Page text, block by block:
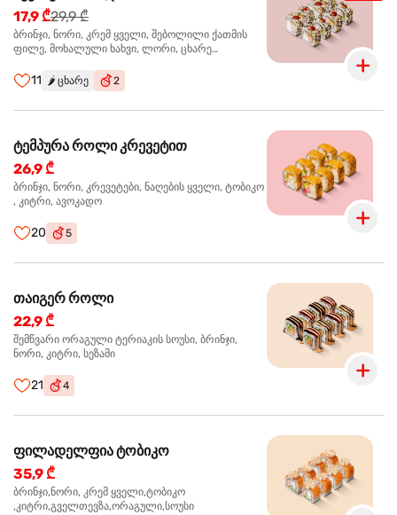
17,9 ₾29,9 ₾
ბრინჯი, ნორი, კრემ ყველი, შებოლილი ქათმის
ფილე, მოხალული ხახვი, ლორი, ცხარე
11 🌶️ ცხარე 2
ტემპურა როლი კრევეტით
26,9 ₾
ბრინჯი, ნორი, კრევეტები, ნაღების ყველი, ტობიკო
, კიტრი, ავოკადო
20 5
თაიგერ როლი
22,9 ₾
შემწვარი ორაგული ტერიაკის სოუსი, ბრინჯი,
ნორი, კიტრი, სეზამი
21 4
ფილადელფია ტობიკო
35,9 ₾
ბრინჯი,ნორი, კრემ ყველი,ტობიკო
,კიტრი,გველთევზა,ორაგული,სოუსი